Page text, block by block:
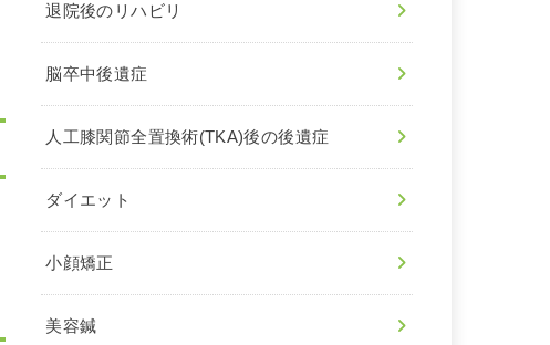
退院後のリハビリ
脳卒中後遺症
人工膝関節全置換術(TKA)後の後遺症
ダイエット
小顔矯正
美容鍼